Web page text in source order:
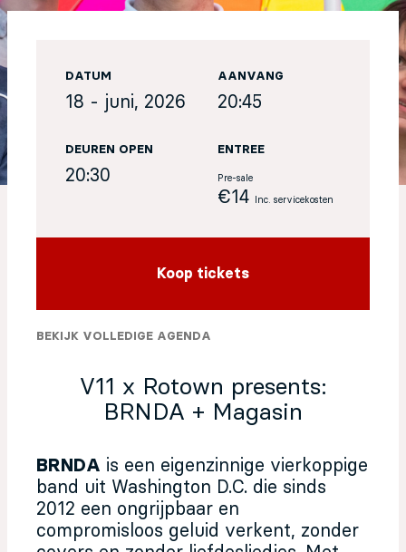
V11 x Rotown presents:
BRNDA + Magasin
BRNDA is een eigenzinnige vierkoppige
band uit Washington D.C. die sinds
2012 een ongrijpbaar en
compromisloos geluid verkent, zonder
DATUM
18 - juni, 2026
AANVANG
20:45
DEUREN OPEN
20:30
ENTREE
Pre-sale
€14 Inc. servicekosten
Koop tickets
BEKIJK VOLLEDIGE AGENDA